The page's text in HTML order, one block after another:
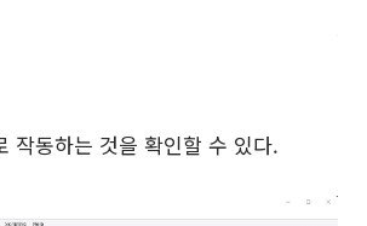
작동하는 것을 확인할 수 있다.